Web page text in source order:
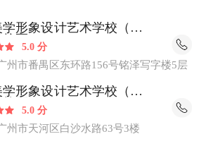
杭州、萧山、嘉兴、宁波、慈溪、绍
州、苏州、南京、无锡。在职员工
与考核，0基础小班制教学，全国校区
荐就业。学习期间安排丰富的技术实
、优秀的师资阵容、严谨的教学态
品公司、彩妆公司、婚纱影楼、摄影
化妆美甲摄影门店/工作室、演艺公
形象设计艺术学校（广
校区）
5.0 分
州市番禺区东环路156号铭泽写字楼5层
形象设计艺术学校（广
校区）
5.0 分
州市天河区白沙水路63号3楼